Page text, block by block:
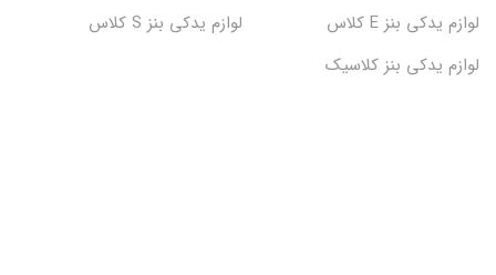
لوازم یدکی بنز E کلاس
لوازم یدکی بنز S کلاس
لوازم یدکی بنز کلاسیک